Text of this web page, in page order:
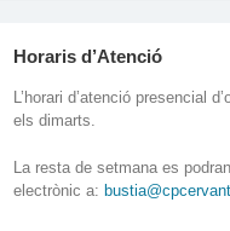
Horaris d’Atenció
L’horari d’atenció presencial
els dimarts.
La resta de setmana es
electrònic a: